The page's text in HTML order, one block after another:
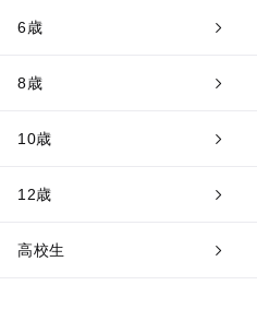
6歳
8歳
10歳
12歳
高校生